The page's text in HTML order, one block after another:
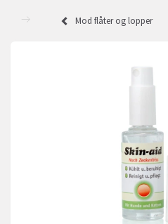
Mod flåter og lopper